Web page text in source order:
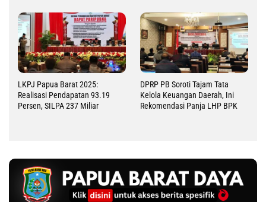
LKPJ Papua Barat 2025:
Realisasi Pendapatan 93.19
Persen, SILPA 237 Miliar
DPRP PB Soroti Tajam Tata
Kelola Keuangan Daerah, Ini
Rekomendasi Panja LHP BPK